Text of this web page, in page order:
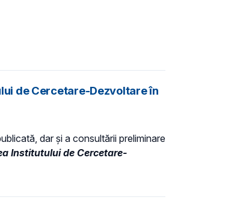
de Cercetare-Dezvoltare în
dar și a consultării preliminare
Institutului de Cercetare-